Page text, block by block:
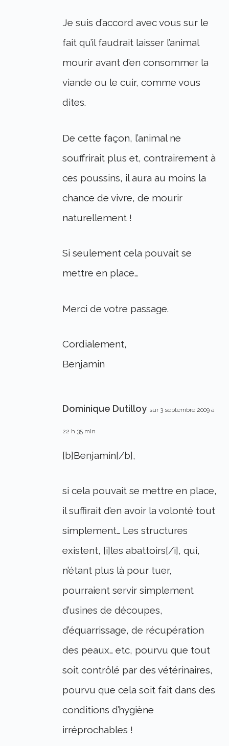
Je suis d’accord avec vous sur le
fait qu’il faudrait laisser l’animal
mourir avant d’en consommer la
viande ou le cuir, comme vous
dites.
De cette façon, l’animal ne
souffrirait plus et, contrairement à
ces poussins, il aura au moins la
chance de vivre, de mourir
naturellement !
Si seulement cela pouvait se
mettre en place…
Merci de votre passage.
Cordialement,
Benjamin
Dominique Dutilloy sur 3 septembre 2009 à
22 h 35 min
[b]Benjamin[/b],
si cela pouvait se mettre en place,
il suffirait d’en avoir la volonté tout
simplement… Les structures
existent, [i]les abattoirs[/i], qui,
n’étant plus là pour tuer,
pourraient servir simplement
d’usines de découpes,
d’équarrissage, de récupération
des peaux… etc, pourvu que tout
soit contrôlé par des vétérinaires,
pourvu que cela soit fait dans des
conditions d’hygiène
irréprochables !